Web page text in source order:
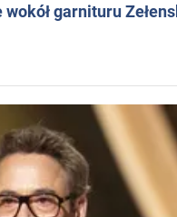
garnituru